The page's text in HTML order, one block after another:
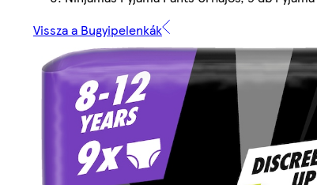
Vissza a Bugyipelenkák